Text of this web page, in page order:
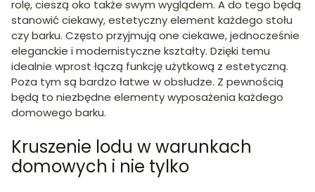
rolę, cieszą oko także swym wyglądem. A do tego będą
stanowić ciekawy, estetyczny element każdego stołu
czy barku. Często przyjmują one ciekawe, jednocześnie
eleganckie i modernistyczne kształty. Dzięki temu
idealnie wprost łączą funkcję użytkową z estetyczną.
Poza tym są bardzo łatwe w obsłudze. Z pewnością
będą to niezbędne elementy wyposażenia każdego
domowego barku.
Kruszenie lodu w warunkach
domowych i nie tylko